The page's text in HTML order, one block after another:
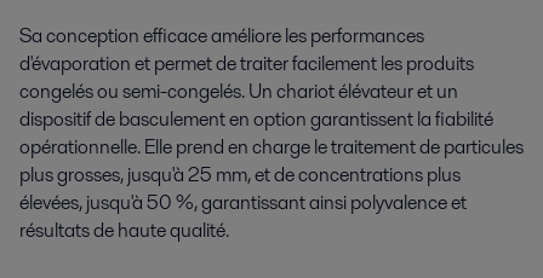
Sa conception efficace améliore les performances
d'évaporation et permet de traiter facilement les produits
congelés ou semi-congelés. Un chariot élévateur et un
dispositif de basculement en option garantissent la fiabilité
opérationnelle. Elle prend en charge le traitement de particules
plus grosses, jusqu'à 25 mm, et de concentrations plus
élevées, jusqu'à 50 %, garantissant ainsi polyvalence et
résultats de haute qualité.